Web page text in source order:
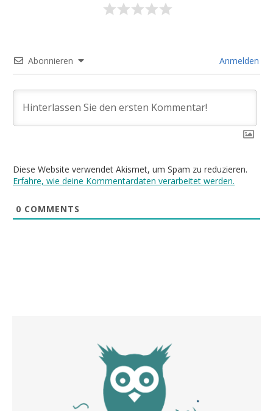
Abonnieren Anmelden
Diese Website verwendet Akismet, um Spam zu reduzieren.
Erfahre, wie deine Kommentardaten verarbeitet werden.
0 COMMENTS